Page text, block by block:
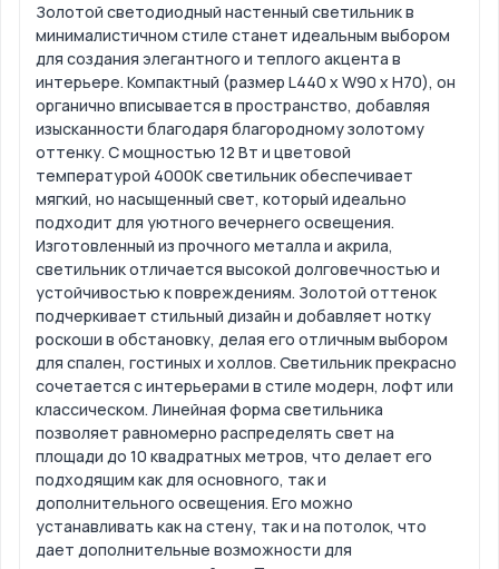
Золотой светодиодный настенный светильник в
минималистичном стиле станет идеальным выбором
для создания элегантного и теплого акцента в
интерьере. Компактный (размер L440 x W90 x H70), он
органично вписывается в пространство, добавляя
изысканности благодаря благородному золотому
оттенку. С мощностью 12 Вт и цветовой
температурой 4000K светильник обеспечивает
мягкий, но насыщенный свет, который идеально
подходит для уютного вечернего освещения.
Изготовленный из прочного металла и акрила,
светильник отличается высокой долговечностью и
устойчивостью к повреждениям. Золотой оттенок
подчеркивает стильный дизайн и добавляет нотку
роскоши в обстановку, делая его отличным выбором
для спален, гостиных и холлов. Светильник прекрасно
сочетается с интерьерами в стиле модерн, лофт или
классическом. Линейная форма светильника
позволяет равномерно распределять свет на
площади до 10 квадратных метров, что делает его
подходящим как для основного, так и
дополнительного освещения. Его можно
устанавливать как на стену, так и на потолок, что
дает дополнительные возможности для